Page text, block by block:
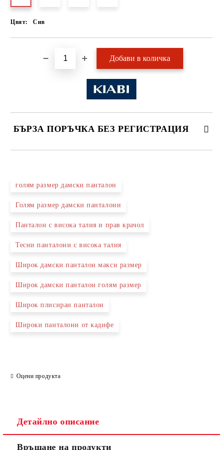
Цвят: Сив
БЪРЗА ПОРЪЧКА БЕЗ РЕГИСТРАЦИЯ
Ние ще се свържем с вас в рамките на работния ден.
голям размер дамски панталон
Голям размер дамски панталони
Панталон с висока талия и прав крачол
Тесни панталони с висока талия
Широк дамски панталон макси размер
Широк дамски панталон голям размер
Широк плисиран панталон
Широки панталони от кадифе
Оцени продукта
Детайлно описание
Връщане на продукти